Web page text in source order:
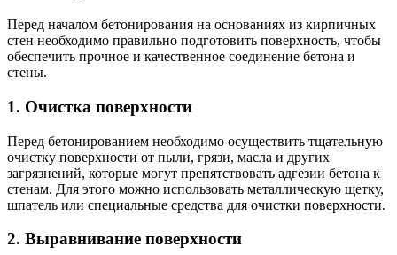
Перед началом бетонирования на основаниях из кирпичных
стен необходимо правильно подготовить поверхность, чтобы
обеспечить прочное и качественное соединение бетона и
стены.
1. Очистка поверхности
Перед бетонированием необходимо осуществить тщательную
очистку поверхности от пыли, грязи, масла и других
загрязнений, которые могут препятствовать адгезии бетона к
стенам. Для этого можно использовать металлическую щетку,
шпатель или специальные средства для очистки поверхности.
2. Выравнивание поверхности